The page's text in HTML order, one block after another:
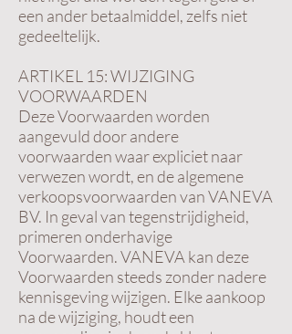
een ander betaalmiddel, zelfs niet
gedeeltelijk.
ARTIKEL 15: WIJZIGING
VOORWAARDEN
Deze Voorwaarden worden
aangevuld door andere
voorwaarden waar expliciet naar
verwezen wordt, en de algemene
verkoopsvoorwaarden van VANEVA
BV. In geval van tegenstrijdigheid,
primeren onderhavige
Voorwaarden. VANEVA kan deze
Voorwaarden steeds zonder nadere
kennisgeving wijzigen. Elke aankoop
na de wijziging, houdt een